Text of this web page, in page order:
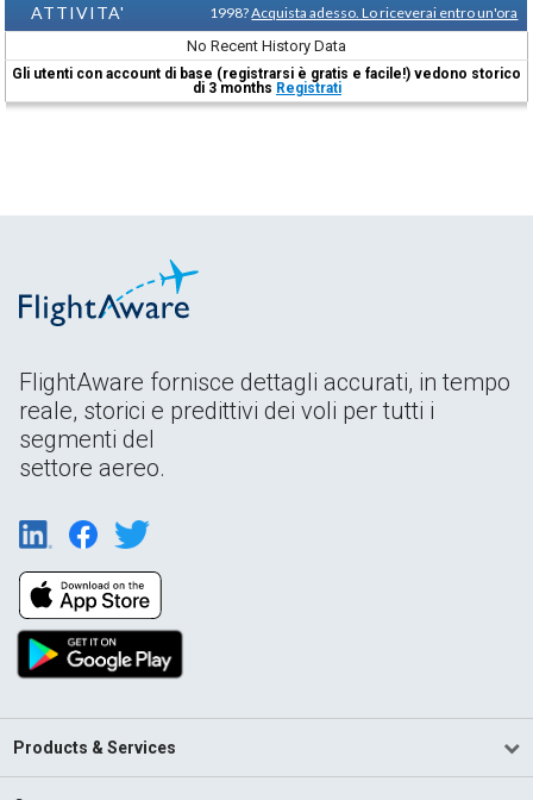
ATTIVITA'
1998?Acquista adesso. Lo riceverai entro un'ora
No Recent History Data
Gli utenti con account di base (registrarsi è gratis e facile!) vedono storico
di 3 months Registrati
FlightAware fornisce dettagli accurati, in tempo
reale, storici e predittivi dei voli per tutti i
segmenti del
settore aereo.
Products & Services